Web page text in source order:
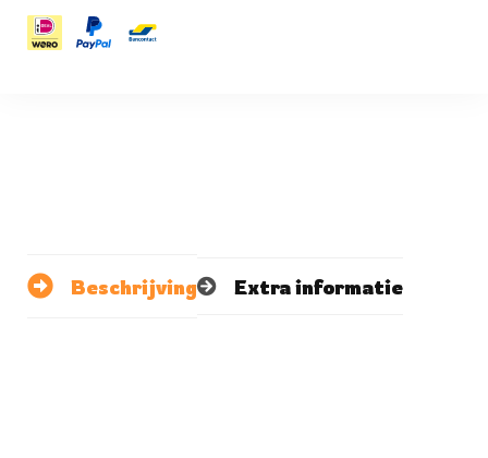
Beschrijving Extra informatie